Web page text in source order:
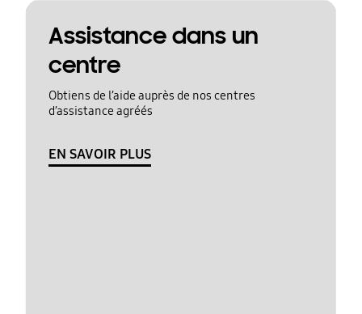
Assistance dans un
centre
Obtiens de l’aide auprès de nos centres
d’assistance agréés
EN SAVOIR PLUS